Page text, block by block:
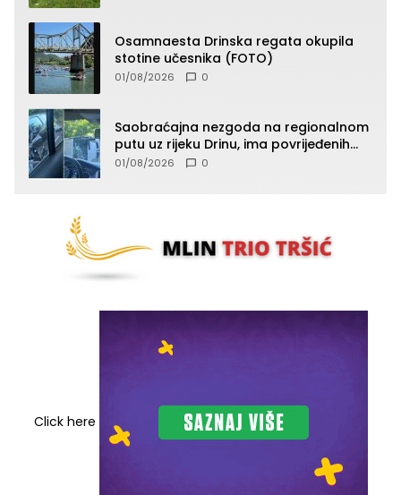
Osamnaesta Drinska regata okupila
stotine učesnika (FOTO)
01/08/2026 0
Saobraćajna nezgoda na regionalnom
putu uz rijeku Drinu, ima povrijeđenih
lica (FOTO)
01/08/2026 0
Click here